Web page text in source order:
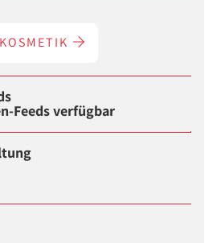
Feeds verfügbar